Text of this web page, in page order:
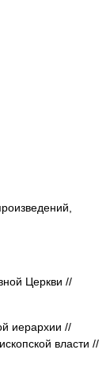
Церкви //
иерархии //
власти //